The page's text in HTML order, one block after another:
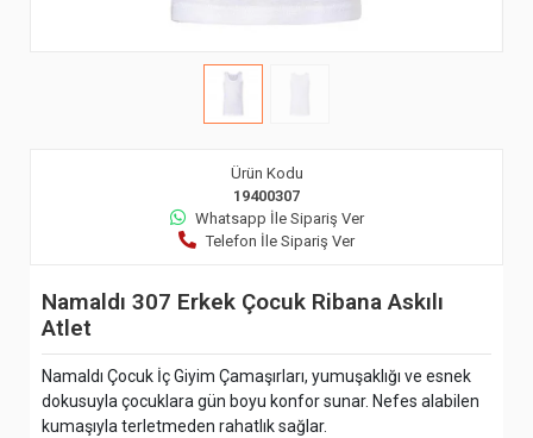
Ürün Kodu
19400307
Whatsapp İle Sipariş Ver
Telefon İle Sipariş Ver
Namaldı 307 Erkek Çocuk Ribana Askılı
Atlet
Namaldı Çocuk İç Giyim Çamaşırları, yumuşaklığı ve esnek
dokusuyla çocuklara gün boyu konfor sunar. Nefes alabilen
kumaşıyla terletmeden rahatlık sağlar.